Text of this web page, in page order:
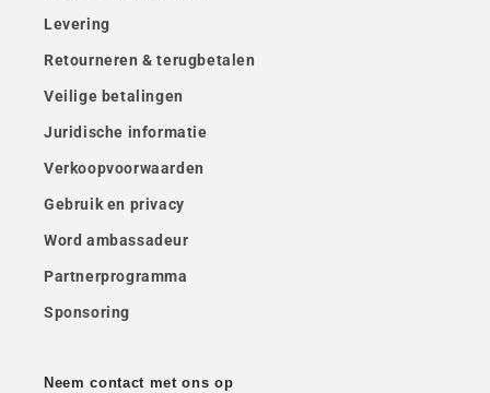
Levering
Retourneren & terugbetalen
Veilige betalingen
Juridische informatie
Verkoopvoorwaarden
Gebruik en privacy
Word ambassadeur
Partnerprogramma
Sponsoring
Neem contact met ons op